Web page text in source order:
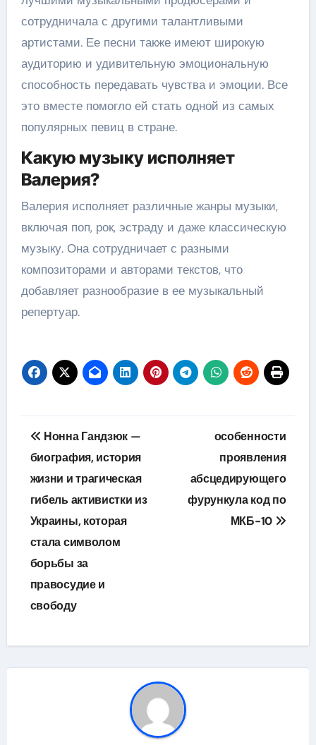
сотрудничала с другими талантливыми
артистами. Ее песни также имеют широкую
аудиторию и удивительную эмоциональную
способность передавать чувства и эмоции. Все
это вместе помогло ей стать одной из самых
популярных певиц в стране.
Какую музыку исполняет
Валерия?
Валерия исполняет различные жанры музыки,
включая поп, рок, эстраду и даже классическую
музыку. Она сотрудничает с разными
композиторами и авторами текстов, что
добавляет разнообразие в ее музыкальный
репертуар.
Навигация
по
записям
Нонна Гандзюк —
биография, история
жизни и трагическая
гибель активистки из
Украины, которая
стала символом
борьбы за
правосудие и
свободу
особенности
проявления
абсцедирующего
фурункула код по
МКБ-10